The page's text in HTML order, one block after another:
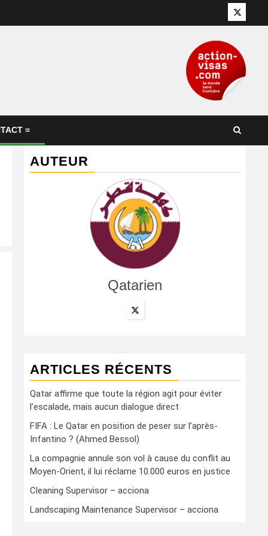
Twitter
=
AUTEUR
Qatarien
ARTICLES RÉCENTS
Qatar affirme que toute la région agit pour éviter
l’escalade, mais aucun dialogue direct
FIFA : Le Qatar en position de peser sur l’après-
Infantino ? (Ahmed Bessol)
La compagnie annule son vol à cause du conflit au
Moyen-Orient, il lui réclame 10.000 euros en justice
Cleaning Supervisor – acciona
Landscaping Maintenance Supervisor – acciona